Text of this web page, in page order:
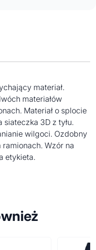
materiał.
materiałów
Materiał o splocie
3D z tyłu.
wilgoci. Ozdobny
Wzór na
etykieta.